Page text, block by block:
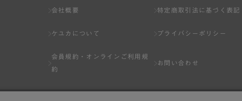
会社概要
ケユカについて
会員規約・
オンラインご利用規
約
Q&A
特定商取引法に基づく表記
プライバシーポリシー
お問い合わせ